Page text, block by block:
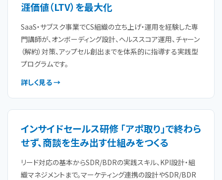
涯価値（LTV）を最大化
SaaS・サブスク事業でCS組織の立ち上げ・運用を経験した専
門講師が、オンボーディング設計、ヘルススコア運用、チャーン
（解約）対策、アップセル創出までを体系的に指導する実践型
プログラムです。
詳しく見る →
インサイドセールス研修 「アポ取り」で終わら
せず、商談を生み出す仕組みをつくる
リード対応の基本からSDR/BDRの実践スキル、KPI設計・組
織マネジメントまで。マーケティング連携の設計やSDR/BDR